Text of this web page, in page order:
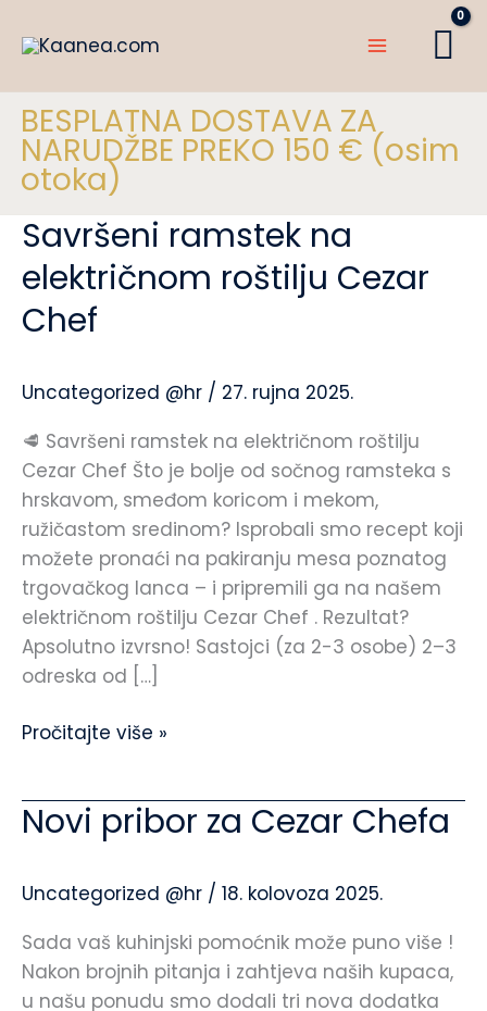
na
BESPLATNA DOSTAVA ZA
NARUDŽBE PREKO 150 € (osim
otoka)
Savršeni ramstek na
električnom roštilju Cezar
Chef
Uncategorized @hr / 27. rujna 2025.
🥩 Savršeni ramstek na električnom roštilju
Cezar Chef Što je bolje od sočnog ramsteka s
hrskavom, smeđom koricom i mekom,
ružičastom sredinom? Isprobali smo recept koji
možete pronaći na pakiranju mesa poznatog
trgovačkog lanca – i pripremili ga na našem
električnom roštilju Cezar Chef . Rezultat?
Apsolutno izvrsno! Sastojci (za 2-3 osobe) 2–3
odreska od […]
Savršeni
na
električnom
Chef
Pročitajte više »
Novi pribor za Cezar Chefa
Uncategorized @hr / 18. kolovoza 2025.
Sada vaš kuhinjski pomoćnik može puno više !
Nakon brojnih pitanja i zahtjeva naših kupaca,
u našu ponudu smo dodali tri nova dodatka
Novi
Cezar
Chefa